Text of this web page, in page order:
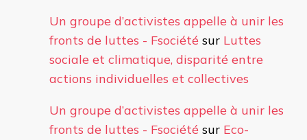
Un groupe d’activistes appelle à unir les
fronts de luttes - Fsociété sur Luttes
sociale et climatique, disparité entre
actions individuelles et collectives
Un groupe d’activistes appelle à unir les
fronts de luttes - Fsociété sur Eco-